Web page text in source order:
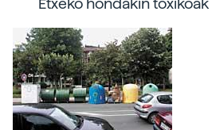
Etxeko hondakin toxikoak